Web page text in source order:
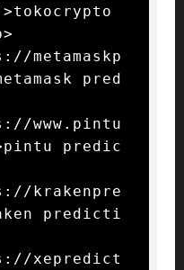
metamaskp
pred
www.pintu
predic
krakenpre
predicti
xepredict